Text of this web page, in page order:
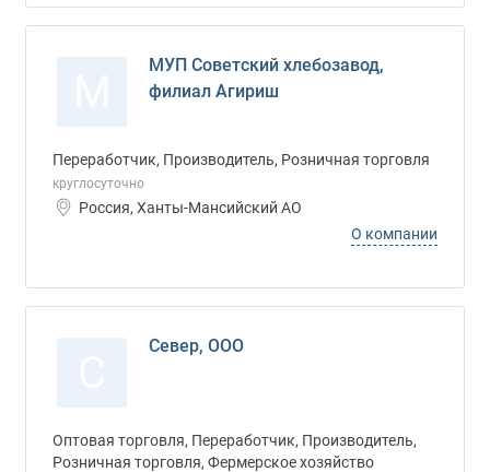
МУП Советский хлебозавод,
филиал Агириш
Переработчик, Производитель, Розничная торговля
круглосуточно
Россия, Ханты-Мансийский АО
О компании
Север, ООО
Оптовая торговля, Переработчик, Производитель,
Розничная торговля, Фермерское хозяйство